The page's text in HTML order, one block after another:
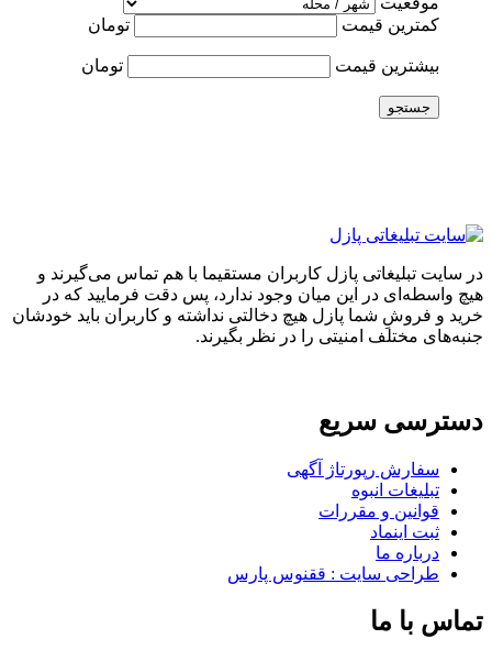
کمترین قیمت
تومان
بیشترین قیمت تومان
جستجو
در سایت تبلیغاتی پازل کاربران مستقیما با هم تماس می‌گیرند و
هیچ واسطه‌ای در این میان وجود ندارد، پس دقت فرمایید که در
خرید و فروشِ شما پازل هیچ دخالتی نداشته و کاربران باید خودشان
جنبه‌های مختلف امنیتی را در نظر بگیرند.
دسترسی سریع
سفارش رپورتاژ آگهی
تبلیغات انبوه
قوانین و مقررات
ثبت اینماد
درباره ما
طراحی سایت : ققنوس پارس
تماس با ما